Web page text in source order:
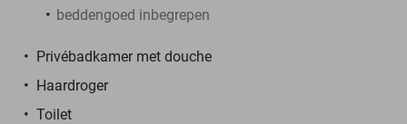
beddengoed inbegrepen
Privébadkamer met douche
Haardroger
Toilet